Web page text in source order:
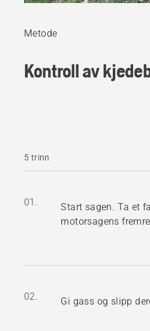
Metode
Kontroll av
5 trinn
01.
Start sagen. Ta et
motorsagens
02. Gi gass og slipp